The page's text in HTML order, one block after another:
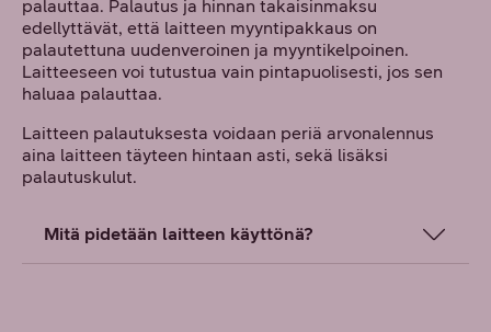
palauttaa. Palautus ja hinnan takaisinmaksu
edellyttävät, että laitteen myyntipakkaus on
palautettuna uudenveroinen ja myyntikelpoinen.
Laitteeseen voi tutustua vain pintapuolisesti, jos sen
haluaa palauttaa.
Laitteen palautuksesta voidaan periä arvonalennus
aina laitteen täyteen hintaan asti, sekä lisäksi
palautuskulut.
Mitä pidetään laitteen käyttönä?